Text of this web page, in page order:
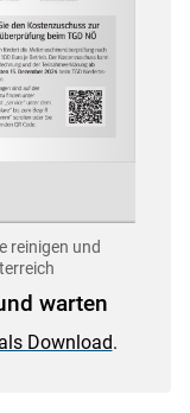
reinigen und
warten
Download.